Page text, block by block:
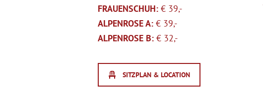
FRAUENSCHUH: € 39,-
ALPENROSE A: € 39,-
ALPENROSE B: € 32,-
SITZPLAN & LOCATION